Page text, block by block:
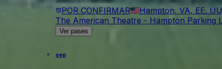
POR CONFIRMAR Hampton, VA, EE.
The American Theatre - Hampton Parking
Ver pases
sep